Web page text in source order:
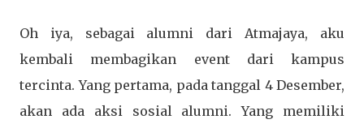
Oh iya, sebagai alumni dari Atmajaya, aku
kembali membagikan event dari kampus
tercinta. Yang pertama, pada tanggal 4 Desember,
akan ada aksi sosial alumni. Yang memiliki